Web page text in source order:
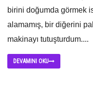
birini doğumda görmek
alamamış, bir diğerini
makinayı tutuşturdum....
DEVAMINI OKU